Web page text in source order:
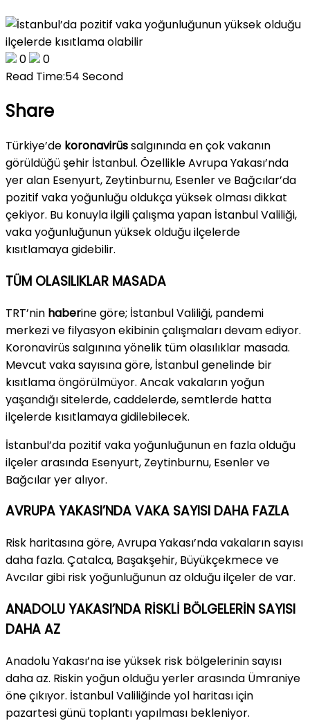
0
0
Read Time:54 Second
Share
Türkiye’de koronavirüssalgınında en çok vakanın
görüldüğü şehir İstanbul. Özellikle Avrupa Yakası’nda
yer alan Esenyurt, Zeytinburnu, Esenler ve Bağcılar’da
pozitif vaka yoğunluğu oldukça yüksek olması dikkat
çekiyor. Bu konuyla ilgili çalışma yapan İstanbul Valiliği,
vaka yoğunluğunun yüksek olduğu ilçelerde
kısıtlamaya gidebilir.
TÜM OLASILIKLAR MASADA
TRT’nin haberine göre; İstanbul Valiliği, pandemi
merkezi ve filyasyon ekibinin çalışmaları devam ediyor.
Koronavirüs salgınına yönelik tüm olasılıklar masada.
Mevcut vaka sayısına göre, İstanbul genelinde bir
kısıtlama öngörülmüyor. Ancak vakaların yoğun
yaşandığı sitelerde, caddelerde, semtlerde hatta
ilçelerde kısıtlamaya gidilebilecek.
İstanbul’da pozitif vaka yoğunluğunun en fazla olduğu
ilçeler arasında Esenyurt, Zeytinburnu, Esenler ve
Bağcılar yer alıyor.
AVRUPA YAKASI’NDA VAKA SAYISI DAHA FAZLA
Risk haritasına göre, Avrupa Yakası’nda vakaların sayısı
daha fazla. Çatalca, Başakşehir, Büyükçekmece ve
Avcılar gibi risk yoğunluğunun az olduğu ilçeler de var.
ANADOLU YAKASI’NDA RİSKLİ BÖLGELERİN SAYISI
DAHA AZ
Anadolu Yakası’na ise yüksek risk bölgelerinin sayısı
daha az. Riskin yoğun olduğu yerler arasında Ümraniye
öne çıkıyor. İstanbul Valiliğinde yol haritası için
pazartesi günü toplantı yapılması bekleniyor.